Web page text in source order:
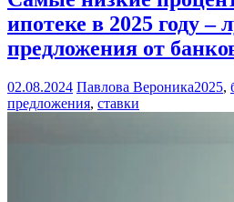
ипотеке в 2025 году –
предложения от
02.08.2024 Павлова Вероника2025,
предложения, ставки